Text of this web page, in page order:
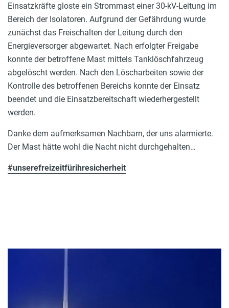
Einsatzkräfte gloste ein Strommast einer 30-kV-Leitung im
Bereich der Isolatoren. Aufgrund der Gefährdung wurde
zunächst das Freischalten der Leitung durch den
Energieversorger abgewartet. Nach erfolgter Freigabe
konnte der betroffene Mast mittels Tanklöschfahrzeug
abgelöscht werden. Nach den Löscharbeiten sowie der
Kontrolle des betroffenen Bereichs konnte der Einsatz
beendet und die Einsatzbereitschaft wiederhergestellt
werden.
Danke dem aufmerksamen Nachbarn, der uns alarmierte.
Der Mast hätte wohl die Nacht nicht durchgehalten…
#unserefreizeitfürihresicherheit